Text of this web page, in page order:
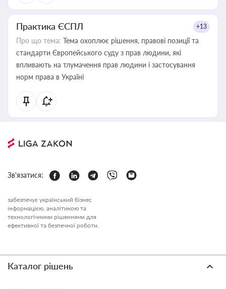
Практика ЄСПЛ +13
Про що тема: Тема охоплює рішення, правові позиції та
стандарти Європейського суду з прав людини, які
впливають на тлумачення прав людини і застосування
норм права в Україні
Зв'язатися:
забезпечує український бізнес
інформацією, аналітикою та
технологічними рішеннями для
ефективної та безпечної роботи.
Каталог рішень